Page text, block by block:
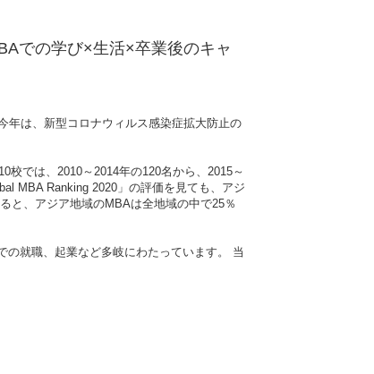
での学び×生活×卒業後のキャ
年は、新型コロナウィルス感染症拡大防止の
では、2010～2014年の120名から、2015～
MBA Ranking 2020」の評価を見ても、アジ
と、アジア地域のMBAは全地域の中で25％
就職、起業など多岐にわたっています。 当